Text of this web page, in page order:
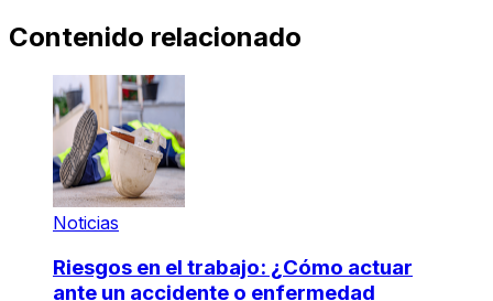
Contenido relacionado
Noticias
Riesgos en el trabajo: ¿Cómo actuar
ante un accidente o enfermedad